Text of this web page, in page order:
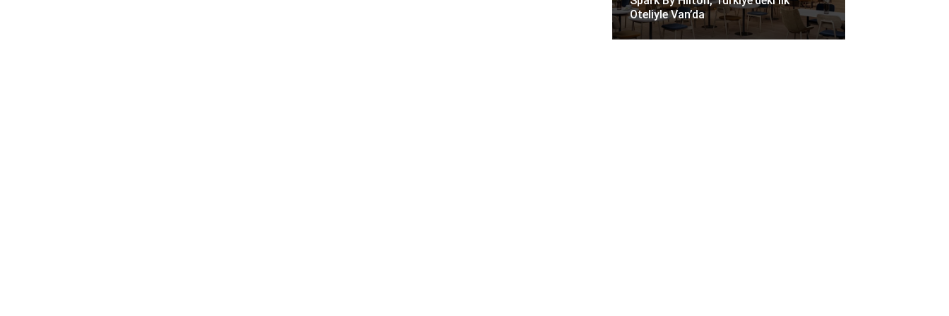
Oteliyle Van’da